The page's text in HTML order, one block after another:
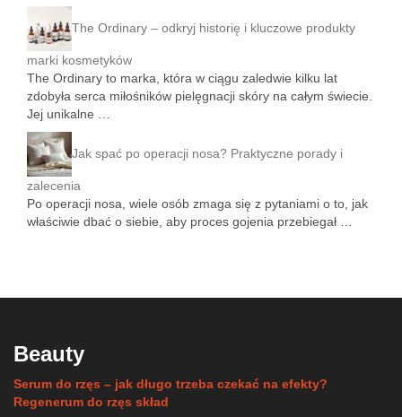
The Ordinary – odkryj historię i kluczowe produkty
marki kosmetyków
The Ordinary to marka, która w ciągu zaledwie kilku lat
zdobyła serca miłośników pielęgnacji skóry na całym świecie.
Jej unikalne …
Jak spać po operacji nosa? Praktyczne porady i
zalecenia
Po operacji nosa, wiele osób zmaga się z pytaniami o to, jak
właściwie dbać o siebie, aby proces gojenia przebiegał …
Beauty
Serum do rzęs – jak długo trzeba czekać na efekty?
Regenerum do rzęs skład